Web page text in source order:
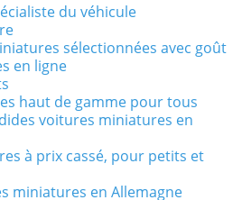
du véhicule
sélectionnées avec goût
en ligne
haut de gamme pour tous
voitures miniatures en
à prix cassé, pour petits et
miniatures en Allemagne